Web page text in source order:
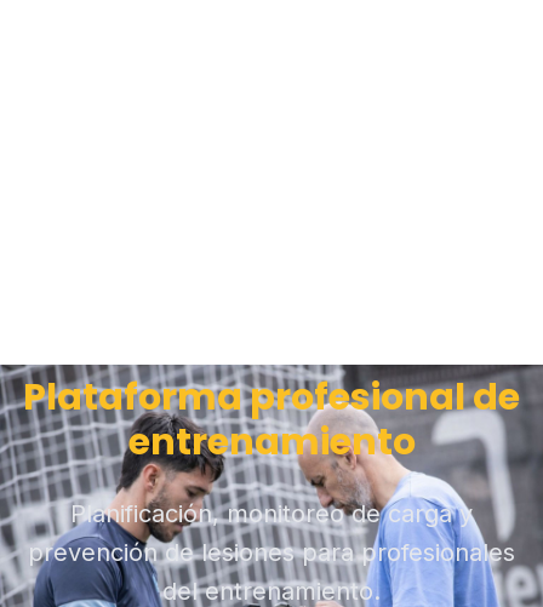
Plataforma profesional de
entrenamiento
Planificación, monitoreo de carga y
prevención de lesiones para profesionales
del entrenamiento.